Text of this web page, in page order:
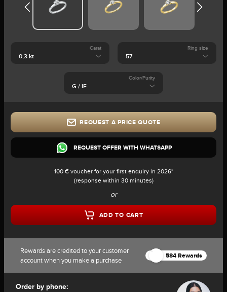
Carat Ring size
Color/Purity
REQUEST A PRICE QUOTE
REQUEST OFFER WITH WHATSAPP
100 € voucher for your first enquiry in 2026*
(response within 30 minutes)
or
ADD TO CART
Rewards are credited to your customer
account when you make a purchase
584 Rewards
Order by phone: